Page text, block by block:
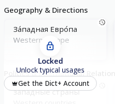
Geography & Directions
За́падная Евро́па
Western Europe
Politics & International Relations
запа́дные стра́ны
Locked
Unlock typical usages
Get the Dict+ Account